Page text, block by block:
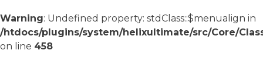
Warning: Undefined property: stdClass::$menualign in
/htdocs/plugins/system/helixultimate/src/Core/
on line 458